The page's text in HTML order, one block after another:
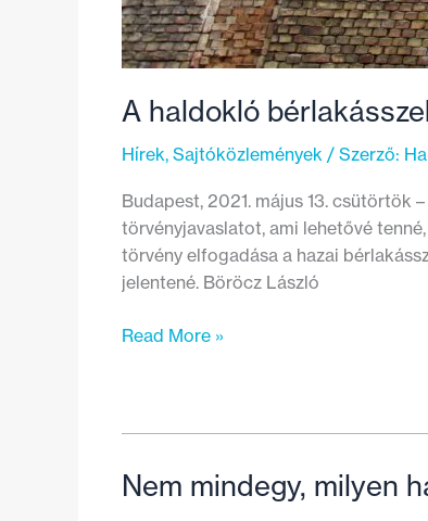
A haldokló
Hírek, Sajtóközlemények / Szerző:
Budapest, 2021. május 13.
törvényjavaslatot, ami lehetővé
törvény elfogadása a hazai
jelentené. Böröcz László
A
szociális
lakáspolitika
Read More »
Nem mindegy, milyen